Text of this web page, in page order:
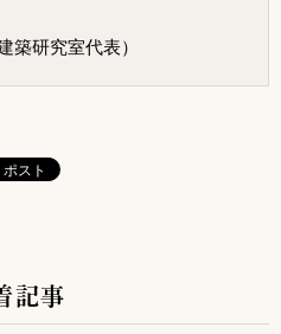
築研究室代表）
記事